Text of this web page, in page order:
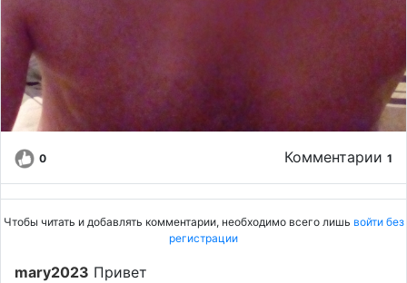
0 Комментарии 1
Чтобы читать и добавлять комментарии, необходимо всего лишь войти без
регистрации
mary2023 Привет